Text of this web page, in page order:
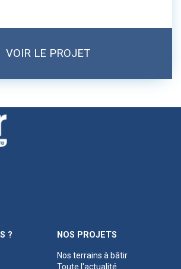
VOIR LE PROJET
? NOS PROJETS
Nos terrains à bâtir
Toute l'actualité